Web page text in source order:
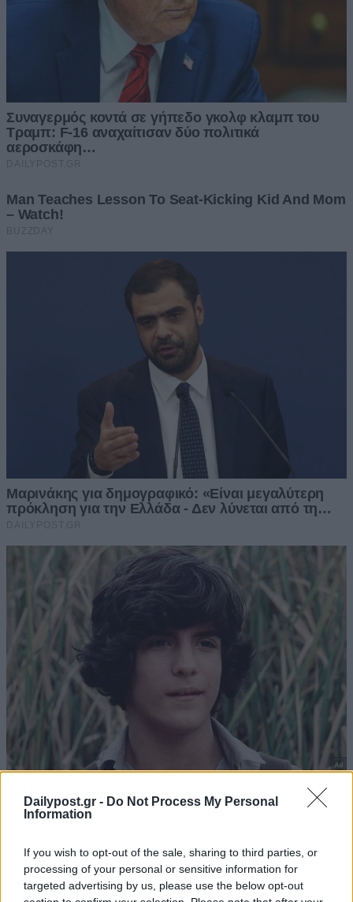
Dailypost.gr - Do Not Process My Personal
Information
If you wish to opt-out of the sale, sharing to third parties, or
processing of your personal or sensitive information for
targeted advertising by us, please use the below opt-out